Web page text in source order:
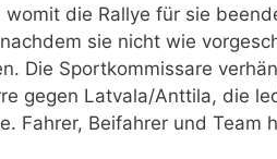
die Rallye für sie
sie nicht wie
Die Sportkommissare
gegen Latvala/Anttila, die
Fahrer, Beifahrer und Team